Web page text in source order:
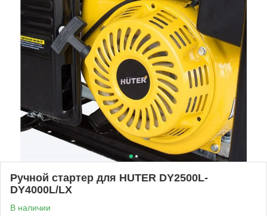
Ручной стартер для HUTER DY2500L-
DY4000L/LX
В наличии